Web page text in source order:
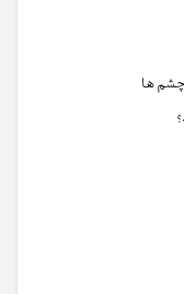
چشم ها